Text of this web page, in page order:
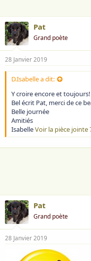
Pat
Grand poète
28 Janvier 2019
D.Isabelle a dit:
Y croire encore et toujours!
Bel écrit Pat, merci de ce
Belle journée
Amitiés
IsabelleVoir la pièce jointe
Pat
Grand poète
28 Janvier 2019